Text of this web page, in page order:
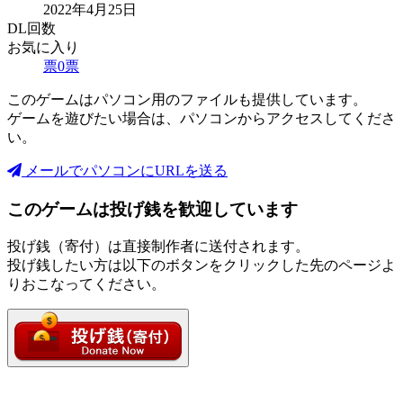
2022年4月25日
DL回数
お気に入り
票0票
このゲームはパソコン用のファイルも提供しています。
ゲームを遊びたい場合は、パソコンからアクセスしてくださ
い。
メールでパソコンにURLを送る
このゲームは投げ銭を歓迎しています
投げ銭（寄付）は直接制作者に送付されます。
投げ銭したい方は以下のボタンをクリックした先のページよ
りおこなってください。